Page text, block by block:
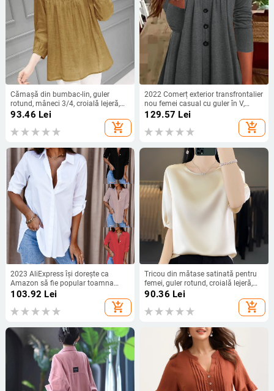
Cămașă din bumbac-lin, guler
rotund, mâneci 3/4, croială lejeră,
stil urban de relaxare
93.46 Lei
add_shopping_cart
2022 Comerț exterior transfrontalier
nou femei casual cu guler în V,
mânecă lungă, pulover lejer din
dantelă, culoare transparentă,
tricou pentru femei
129.57 Lei
add_shopping_cart
2023 AliExpress își dorește ca
Amazon să fie popular toamna
anului 2023, cămașă simplă cu
mânecă lungă și decolteu în V
pentru femei, cămașă pentru femei
103.92 Lei
add_shopping_cart
Tricou din mătase satinată pentru
femei, guler rotund, croială lejeră,
mâneci 3/4, top lejer de vară
90.36 Lei
add_shopping_cart